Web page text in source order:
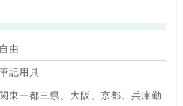
由
記用具
一都三県、大阪、京都、兵庫勤